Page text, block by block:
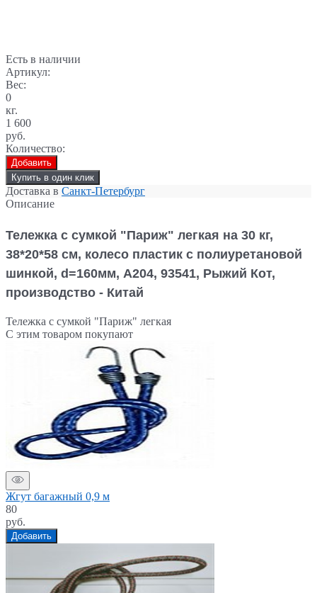
Есть в наличии
Артикул:
Вес:
0
кг.
1 600
руб.
Количество:
Добавить
Купить в один клик
Доставка в Санкт-Петербург
Описание
Тележка с сумкой "Париж" легкая на 30 кг,
38*20*58 см, колесо пластик с полиуретановой
шинкой, d=160мм, А204, 93541, Рыжий Кот,
производство - Китай
Тележка с сумкой "Париж" легкая
С этим товаром покупают
Жгут багажный 0,9 м
80
руб.
Добавить